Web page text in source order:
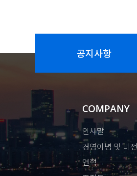
공지사항
COMPANY
인사말
경영이념 및 비전
연혁